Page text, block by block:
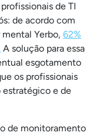
de TI
de acordo com
Yerbo, 62%
A solução para essa
esgotamento
os profissionais
estratégico e de
de monitoramento